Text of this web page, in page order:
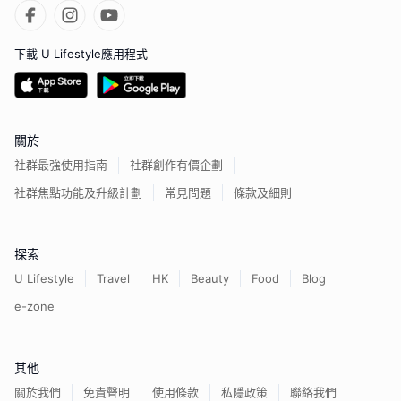
下載 U Lifestyle應用程式
關於
社群最強使用指南
社群創作有價企劃
社群焦點功能及升級計劃
常見問題 條款及細則
探索
U Lifestyle Travel HK Beauty Food
Blog
e-zone
其他
關於我們 免責聲明 使用條款 私隱政策 聯絡我們